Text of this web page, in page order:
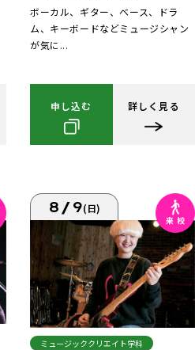
ボーカル、ギター、ベース、ドラ
ム、キーボードなどミュージシャン
が気に...
申し込む 詳しく見る
8/9(日)
ミュージッククリエイト学科